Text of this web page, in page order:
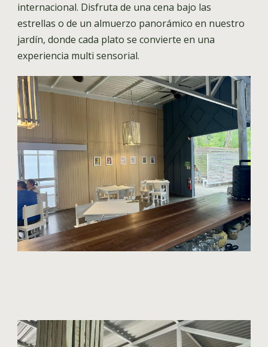
internacional. Disfruta de una cena bajo las
estrellas o de un almuerzo panorámico en nuestro
jardín, donde cada plato se convierte en una
experiencia multi sensorial.